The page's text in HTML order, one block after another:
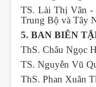
TS. Lài Thị Vân -
Trung Bộ và Tây
5. BAN BIÊN
ThS. Châu Ngọc
TS. Nguyễn Vũ
ThS. Phan Xuân